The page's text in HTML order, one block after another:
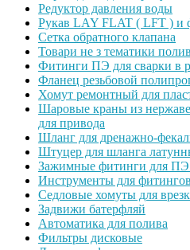
Редуктор давления воды
Рукав LAY FLAT ( LFT ) и
Сетка обратного клапана
Товари не з тематики
Фитинги ПЭ для сварки в
Фланец резьбовой
Хомут ремонтный для
Шаровые краны из
для привода
Шланг для дренажно-
Штуцер для шланга
Зажимные фитинги для
Инструменты для
Седловые хомуты для
Задвижи батерфляй
Автоматика для полива
Фильтры дисковые